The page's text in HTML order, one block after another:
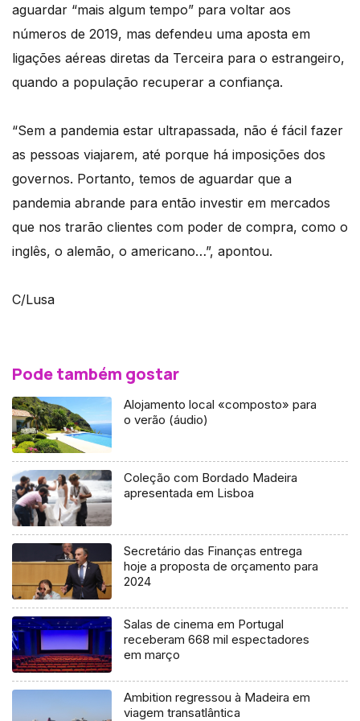
aguardar “mais algum tempo” para voltar aos
números de 2019, mas defendeu uma aposta em
ligações aéreas diretas da Terceira para o estrangeiro,
quando a população recuperar a confiança.
“Sem a pandemia estar ultrapassada, não é fácil fazer
as pessoas viajarem, até porque há imposições dos
governos. Portanto, temos de aguardar que a
pandemia abrande para então investir em mercados
que nos trarão clientes com poder de compra, como o
inglês, o alemão, o americano…”, apontou.
C/Lusa
Pode também gostar
Alojamento local «composto» para
o verão (áudio)
Coleção com Bordado Madeira
apresentada em Lisboa
Secretário das Finanças entrega
hoje a proposta de orçamento para
2024
Salas de cinema em Portugal
receberam 668 mil espectadores
em março
Ambition regressou à Madeira em
viagem transatlântica